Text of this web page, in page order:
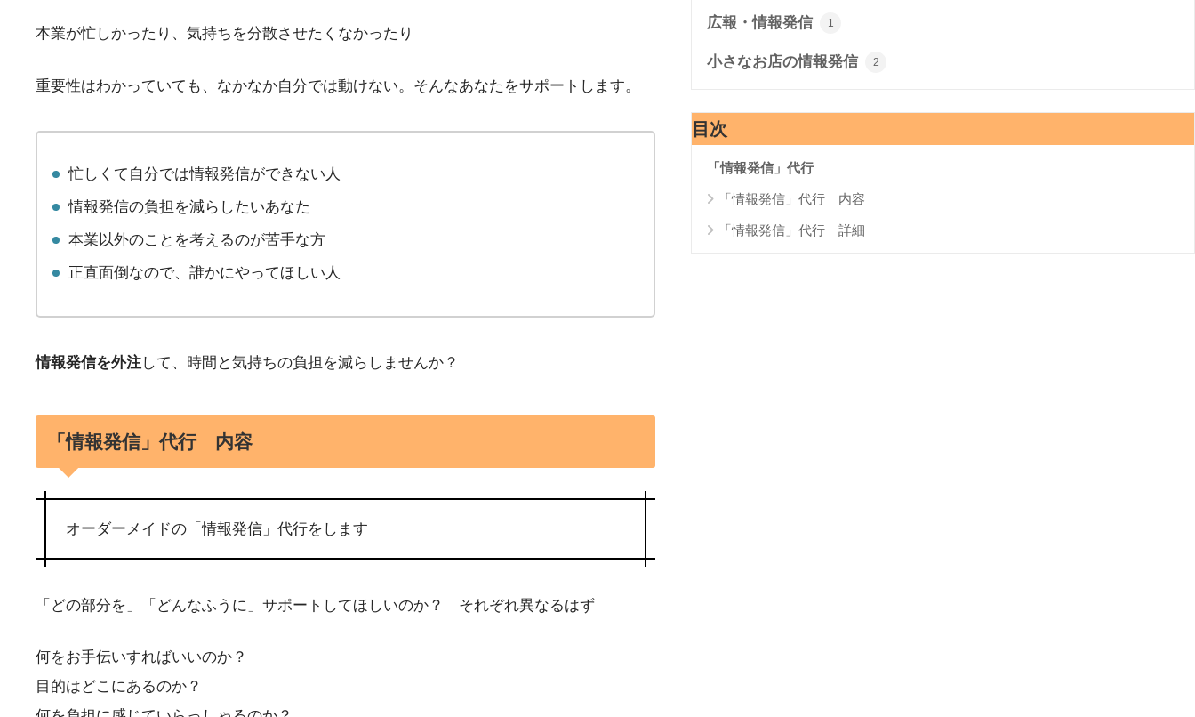
本業が忙しかったり、気持ちを分散させたくなかったり
重要性はわかっていても、なかなか自分では動けない。そんなあなたをサポートします。
忙しくて自分では情報発信ができない人
情報発信の負担を減らしたいあなた
本業以外のことを考えるのが苦手な方
正直面倒なので、誰かにやってほしい人
情報発信を外注して、時間と気持ちの負担を減らしませんか？
「情報発信」代行 内容
オーダーメイドの「情報発信」代行をします
「どの部分を」「どんなふうに」サポートしてほしいのか？ それぞれ異なるはず
何をお手伝いすればいいのか？
目的はどこにあるのか？
広報・情報発信 1
小さなお店の情報発信 2
目次
「情報発信」代行
「情報発信」代行 内容
「情報発信」代行 詳細